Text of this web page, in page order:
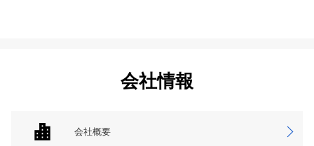
会社情報
会社概要